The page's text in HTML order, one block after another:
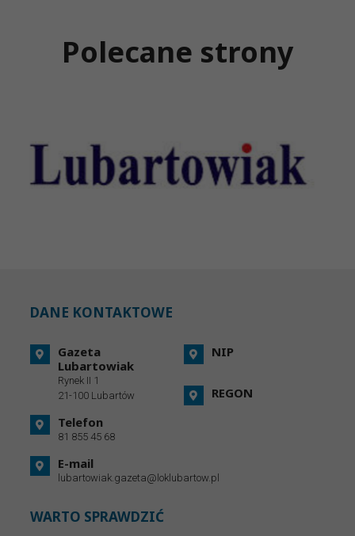
Polecane strony
DANE KONTAKTOWE
Gazeta
Lubartowiak
Rynek II 1
21-100 Lubartów
Telefon
81 855 45 68
E-mail
lubartowiak.gazeta@loklubartow.pl
NIP
REGON
WARTO SPRAWDZIĆ